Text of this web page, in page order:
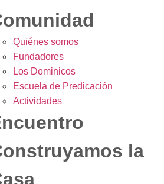
Quiénes somos
Fundadores
Los Dominicos
Escuela de Predicación
Actividades
la